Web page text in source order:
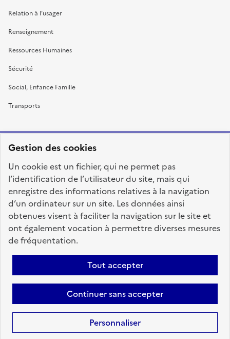
Gestion des cookies
Un cookie est un fichier, qui ne permet pas
l’identification de l’utilisateur du site, mais qui
enregistre des informations relatives à la navigation
d’un ordinateur sur un site. Les données ainsi
obtenues visent à faciliter la navigation sur le site et
ont également vocation à permettre diverses mesures
de fréquentation.
Tout accepter
Continuer sans accepter
Personnaliser
Relation à l’usager
Renseignement
Ressources Humaines
Sécurité
Social, Enfance Famille
Transports
FRANÇAISE
fonction-publique.gouv.fr
legifrance.gouv.fr
gouvernement.fr
Accessibilité : totalement conforme
Personnaliser les cookies
Mentions légales Contact
candidats
Sauf mention contraire, tous les textes de ce site sont sous
etalab-2.0